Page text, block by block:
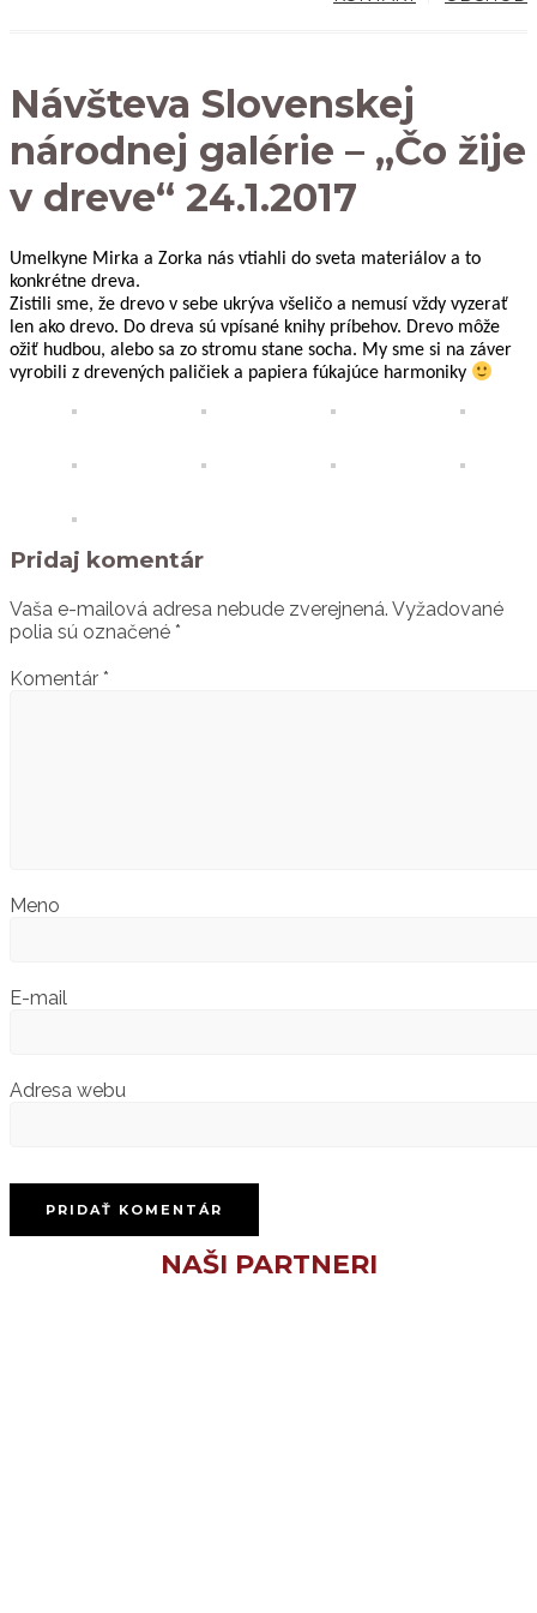
Návšteva Slovenskej
národnej galérie – „Čo žije
v dreve“ 24.1.2017
Umelkyne Mirka a Zorka nás vtiahli do sveta materiálov a to
konkrétne dreva.
Zistili sme, že drevo v sebe ukrýva všeličo a nemusí vždy vyzerať
len ako drevo. Do dreva sú vpísané knihy príbehov. Drevo môže
ožiť hudbou, alebo sa zo stromu stane socha. My sme si na záver
vyrobili z drevených paličiek a papiera fúkajúce harmoniky
Pridaj komentár
Vaša e-mailová adresa nebude zverejnená. Vyžadované
polia sú označené *
Komentár *
Meno
E-mail
Adresa webu
NAŠI PARTNERI